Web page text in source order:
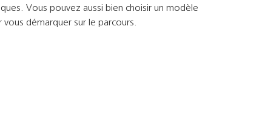
Vous pouvez aussi bien choisir un modèle
vous démarquer sur le parcours.